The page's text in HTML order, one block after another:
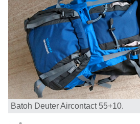
Batoh Deuter Aircontact 55+10.